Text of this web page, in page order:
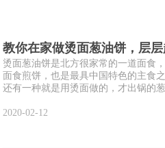
教你在家做烫面葱油饼，层
烫面葱油饼是北方很家常的一道面食
面食煎饼，也是最具中国特色的主食
还有一种就是用烫面做的，才出锅的
2020-02-12